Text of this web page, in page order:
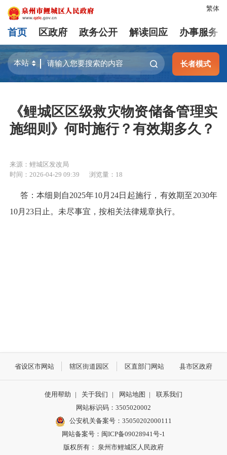
繁体
首页 区政府 政务公开 解读回应 办事服务
长者模式
《鲤城区区级救灾物资储备管理实
施细则》何时施行？有效期多久？
来源：鲤城区发改局
时间：2026-04-29 09:39
浏览量： 18
答：本细则自2025年10月24日起施行，有效期至2030年
10月23日止。未尽事宜，按相关法律规章执行。
省设区市网站 辖区街道园区 区直部门网站 县市区政府
使用帮助 | 关于我们 | 网站地图 |
联系我们
网站标识码：3505020002
公安机关备案号：35050202000111
网站备案号：闽ICP备09028941号-1
版权所有： 泉州市鲤城区人民政府